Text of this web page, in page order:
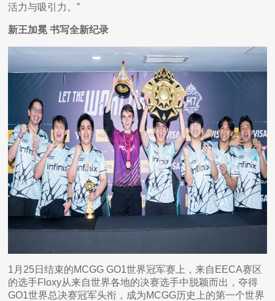
活力与吸引力。”
新王加冕 书写全新纪录
1月25日结束的MCGG GO1世界冠军赛上，来自EECA赛区
的选手Floxy从来自世界各地的决赛选手中脱颖而出，夺得
GO1世界总决赛冠军头衔，成为MCGG历史上的第一个世界